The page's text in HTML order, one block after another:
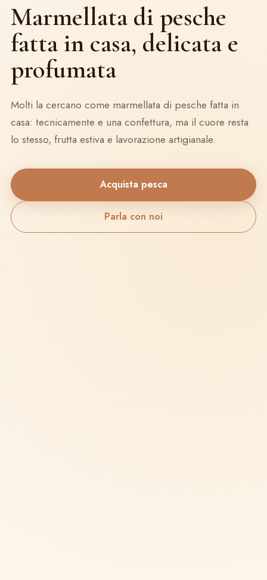
Marmellata di pesche
fatta in casa, delicata e
profumata
Molti la cercano come marmellata di pesche fatta in
casa: tecnicamente e una confettura, ma il cuore resta
lo stesso, frutta estiva e lavorazione artigianale.
Acquista pesca
Parla con noi